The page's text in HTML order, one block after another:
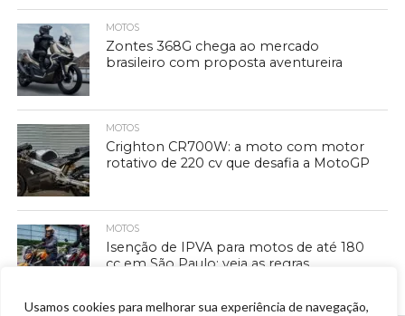
Usamos cookies para melhorar sua experiência de navegação,
MOTOS
Zontes 368G chega ao mercado
brasileiro com proposta aventureira
MOTOS
Crighton CR700W: a moto com motor
rotativo de 220 cv que desafia a MotoGP
MOTOS
Isenção de IPVA para motos de até 180
cc em São Paulo: veja as regras